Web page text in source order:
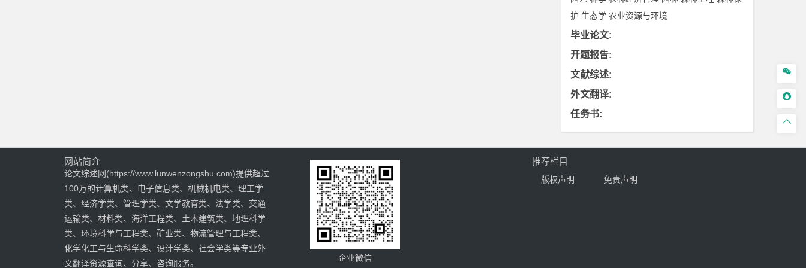
护 生态学 农业资源与环境
毕业论文:
开题报告:
文献综述:
外文翻译:
任务书:



网站简介
论文综述网(https://www.lunwenzongshu.com)提供超过
100万的计算机类、电子信息类、机械机电类、理工学
类、经济学类、管理学类、文学教育类、法学类、交通
运输类、材料类、海洋工程类、土木建筑类、地理科学
类、环境科学与工程类、矿业类、物流管理与工程类、
化学化工与生命科学类、设计学类、社会学类等专业外
文翻译资源查询、分享、咨询服务。
企业微信
推荐栏目
版权声明 免责声明